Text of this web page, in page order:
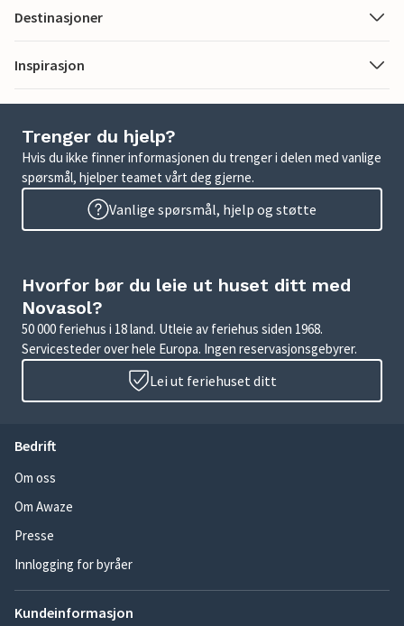
Destinasjoner
Inspirasjon
Trenger du hjelp?
Hvis du ikke finner informasjonen du trenger i delen med vanlige
spørsmål, hjelper teamet vårt deg gjerne.
Vanlige spørsmål, hjelp og støtte
Hvorfor bør du leie ut huset ditt med
Novasol?
50 000 feriehus i 18 land. Utleie av feriehus siden 1968.
Servicesteder over hele Europa. Ingen reservasjonsgebyrer.
Lei ut feriehuset ditt
Bedrift
Om oss
Om Awaze
Presse
Innlogging for byråer
Kundeinformasjon